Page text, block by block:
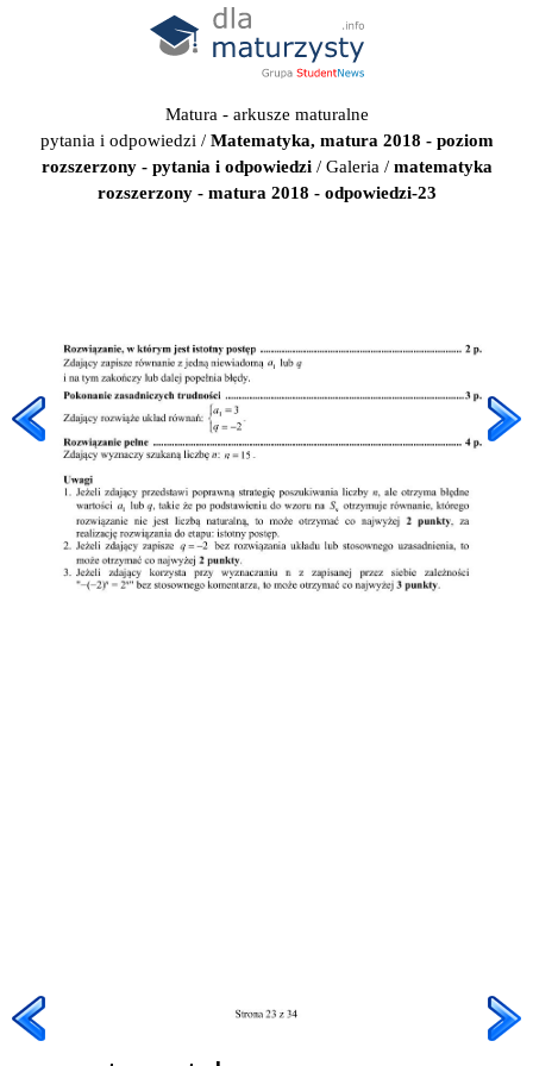
Matura - arkusze maturalne
pytania i odpowiedzi / Matematyka, matura 2018 - poziom
rozszerzony - pytania i odpowiedzi/ Galeria / matematyka
rozszerzony - matura 2018 - odpowiedzi-23